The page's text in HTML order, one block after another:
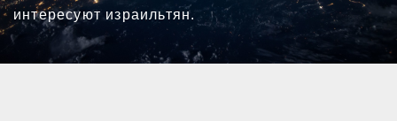
интересуют израильтян.